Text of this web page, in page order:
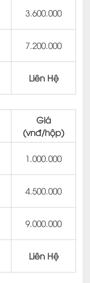
3.600.000
7.200.000
Liên Hệ
Giá
(vnđ/hộp)
1.000.000
4.500.000
9.000.000
Liên Hệ